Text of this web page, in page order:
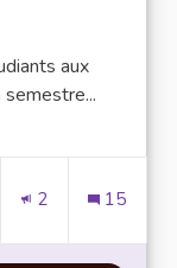
aux
2 15